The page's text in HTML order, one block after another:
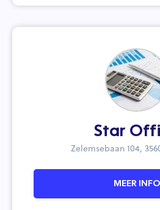
Star
Zelemsebaan 104,
MEER INFO